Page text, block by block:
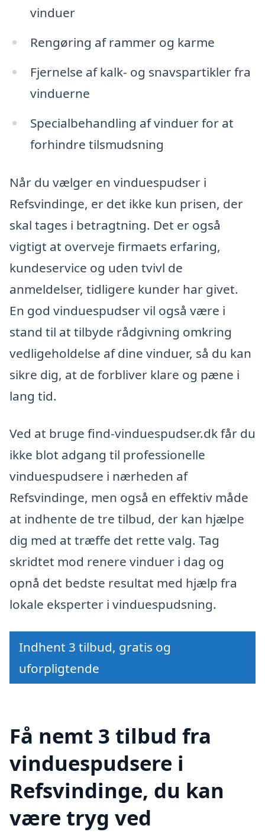
vinduer
Rengøring af rammer og karme
Fjernelse af kalk- og snavspartikler fra
vinduerne
Specialbehandling af vinduer for at
forhindre tilsmudsning
Når du vælger en vinduespudser i
Refsvindinge, er det ikke kun prisen, der
skal tages i betragtning. Det er også
vigtigt at overveje firmaets erfaring,
kundeservice og uden tvivl de
anmeldelser, tidligere kunder har givet.
En god vinduespudser vil også være i
stand til at tilbyde rådgivning omkring
vedligeholdelse af dine vinduer, så du kan
sikre dig, at de forbliver klare og pæne i
lang tid.
Ved at bruge find-vinduespudser.dk får du
ikke blot adgang til professionelle
vinduespudsere i nærheden af
Refsvindinge, men også en effektiv måde
at indhente de tre tilbud, der kan hjælpe
dig med at træffe det rette valg. Tag
skridtet mod renere vinduer i dag og
opnå det bedste resultat med hjælp fra
lokale eksperter i vinduespudsning.
Indhent 3 tilbud, gratis og
uforpligtende
Få nemt 3 tilbud fra
vinduespudsere i
Refsvindinge, du kan
være tryg ved